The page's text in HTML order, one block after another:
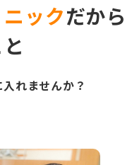
ックだから
れませんか？